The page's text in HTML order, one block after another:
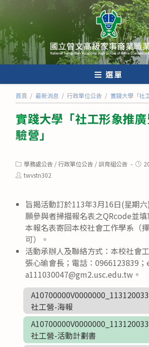
轉
至
主
要
內
選單
首頁 / 最新消息 / 行政單位公告 / 實踐大學「社
實踐大學「社工形象推
驗營」
Post
category:
學務處公告 /行政單位公告 /訓育組公告
Post
Posttwvstn302
旨揭活動訂於113年3月16日(星期
願參與者掃描報名表之QRcode並
本報名表寄回本校社會工作學系（
可）。
活動承辦人及聯絡方式：本校社會
張心瑜會長；電話：0966123839；
a111030047@gm2.usc.edu.tw。
社工營-海報
社工營-活動計劃書